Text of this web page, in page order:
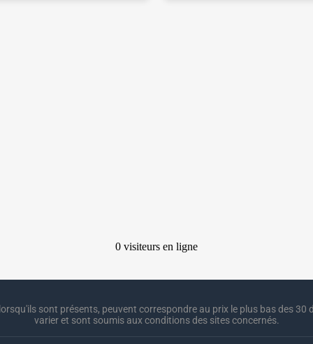
sont présents, peuvent correspondre au prix le plus bas des 30
varier et sont soumis aux conditions des sites concernés.